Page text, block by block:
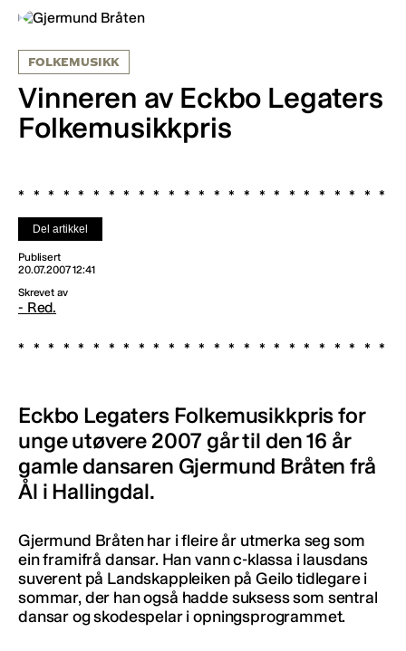
FOLKEMUSIKK
Vinneren av Eckbo Legaters
Folkemusikkpris
Del artikkel
Publisert
20.07.2007 12:41
Skrevet av
- Red.
Eckbo Legaters Folkemusikkpris for
unge utøvere 2007 går til den 16 år
gamle dansaren Gjermund Bråten frå
Ål i Hallingdal.
Gjermund Bråten har i fleire år utmerka seg som
ein framifrå dansar. Han vann c-klassa i lausdans
suverent på Landskappleiken på Geilo tidlegare i
sommar, der han også hadde suksess som sentral
dansar og skodespelar i opningsprogrammet.